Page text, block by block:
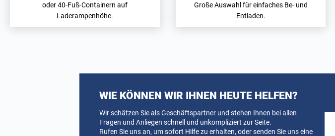
oder 40-Fuß-Containern auf
Laderampenhöhe.
Große Auswahl für einfaches Be- und
Entladen.
WIE KÖNNEN WIR IHNEN HEUTE HELFEN?
Wir schätzen Sie als Geschäftspartner und stehen Ihnen bei allen
Fragen und Anliegen schnell und unkompliziert zur Seite.
Rufen Sie uns an, um sofort Hilfe zu erhalten, oder senden Sie uns eine